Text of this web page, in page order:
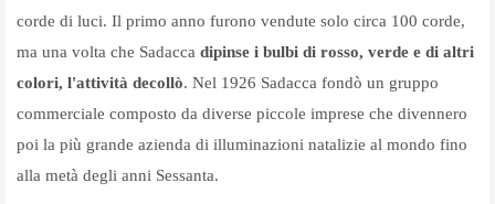
corde di luci. Il primo anno furono vendute solo circa 100 corde,
ma una volta che Sadacca dipinse i bulbi di rosso, verde e di altri
colori, l'attività decollò. Nel 1926 Sadacca fondò un gruppo
commerciale composto da diverse piccole imprese che divennero
poi la più grande azienda di illuminazioni natalizie al mondo fino
alla metà degli anni Sessanta.